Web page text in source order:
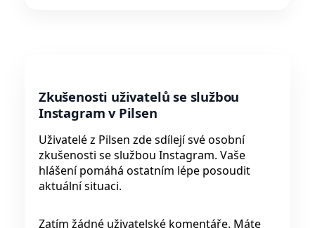
Zkušenosti uživatelů se službou
Instagram v Pilsen
Uživatelé z Pilsen zde sdílejí své osobní
zkušenosti se službou Instagram. Vaše
hlášení pomáhá ostatním lépe posoudit
aktuální situaci.
Zatím žádné uživatelské komentáře. Máte